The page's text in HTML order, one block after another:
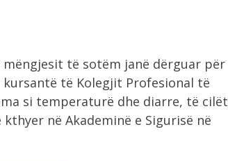
të sotëm janë dërguar për
të Kolegjit Profesional të
si temperaturë dhe diarre, të cilët
në Akademinë e Sigurisë në